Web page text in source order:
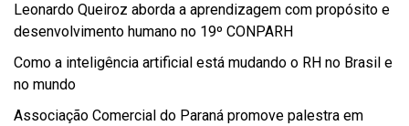
Leonardo Queiroz aborda a aprendizagem com propósito e
desenvolvimento humano no 19º CONPARH
Como a inteligência artificial está mudando o RH no Brasil e
no mundo
Associação Comercial do Paraná promove palestra em